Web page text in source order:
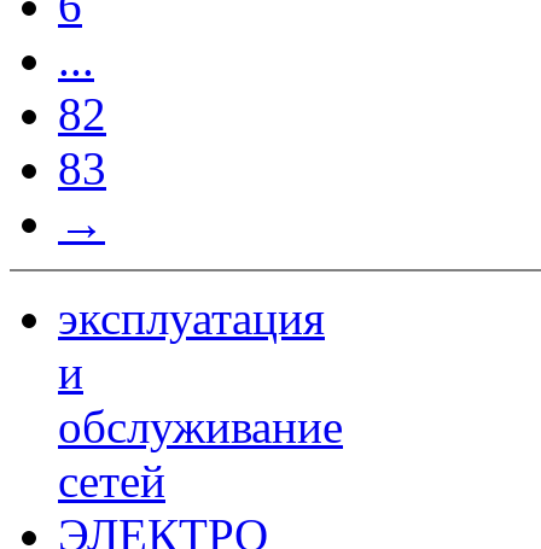
...
82
83
→
эксплуатация
и
обслуживание
сетей
ЭЛЕКТРО